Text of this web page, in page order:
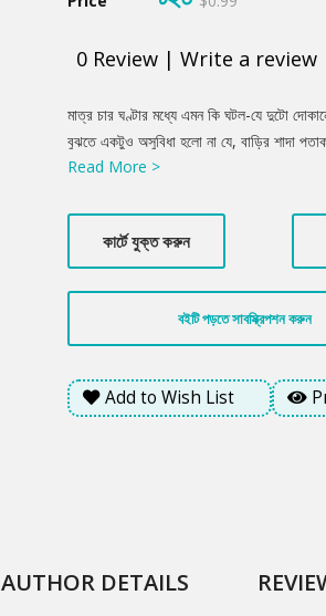
0 Review | Write a review
Product
Summery
মাত্র চার ঘণ্টার মধ্যে এমন কি ঘটল-যে দুটো
বুঝতে একটুও অসুবিধা হলো না যে, বাড়ির শাদা
আসলে তা নয়। এই সাইনবোর্ডের মতো পতাকাটাও
Read More >
কার্টে যুক্ত করুন
বইটি পড়তে সাবস্ক্রিপশন করুন
Add to Wish List
AUTHOR DETAILS